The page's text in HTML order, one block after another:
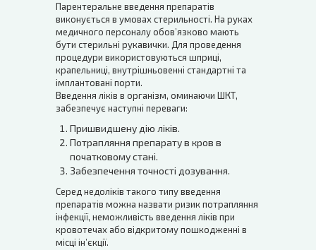
Парентеральне введення препаратів
виконується в умовах стерильності. На руках
медичного персоналу обов’язково мають
бути стерильні рукавички. Для проведення
процедури використовуються шприці,
крапельниці, внутрішньовенні стандартні та
імплантовані порти.
Введення ліків в організм, оминаючи ШКТ,
забезпечує наступні переваги:
Пришвидшену дію ліків.
Потрапляння препарату в кров в
початковому стані.
Забезпечення точності дозування.
Серед недоліків такого типу введення
препаратів можна назвати ризик потрапляння
інфекції, неможливість введення ліків при
кровотечах або відкритому пошкодженні в
місці ін’єкції.